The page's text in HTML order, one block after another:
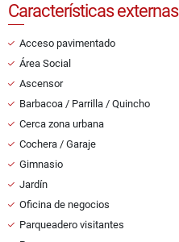
Características externas
Acceso pavimentado
Área Social
Ascensor
Barbacoa / Parrilla / Quincho
Cerca zona urbana
Cochera / Garaje
Gimnasio
Jardín
Oficina de negocios
Parqueadero visitantes